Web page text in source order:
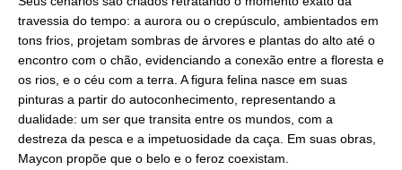
travessia do tempo: a aurora ou o crepúsculo, ambientados em
tons frios, projetam sombras de árvores e plantas do alto até o
encontro com o chão, evidenciando a conexão entre a floresta e
os rios, e o céu com a terra. A figura felina nasce em suas
pinturas a partir do autoconhecimento, representando a
dualidade: um ser que transita entre os mundos, com a
destreza da pesca e a impetuosidade da caça. Em suas obras,
Maycon propõe que o belo e o feroz coexistam.